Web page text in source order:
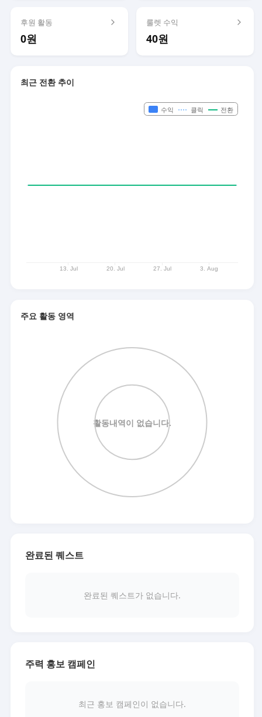
후원 활동
0원
룰렛 수익
40원
최근 전환 추이
주요 활동 영역
완료된 퀘스트
완료된 퀘스트가 없습니다.
주력 홍보 캠페인
최근 홍보 캠페인이 없습니다.